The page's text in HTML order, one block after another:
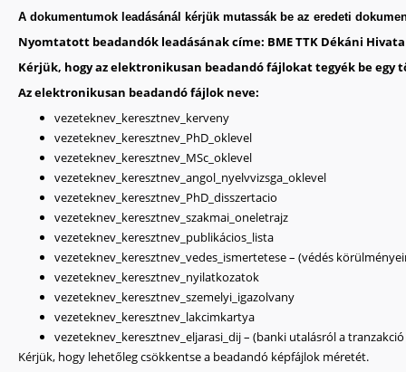
A dokumentumok leadásánál kérjük mutassák be az eredeti
Nyomtatott beadandók leadásának címe: BME TTK Dékáni
Kérjük, hogy az elektronikusan beadandó fájlokat tegyék be
Az elektronikusan beadandó fájlok neve:
vezeteknev_keresztnev_kerveny
vezeteknev_keresztnev_PhD_oklevel
vezeteknev_keresztnev_MSc_oklevel
vezeteknev_keresztnev_angol_nyelvvizsga_oklevel
vezeteknev_keresztnev_PhD_disszertacio
vezeteknev_keresztnev_szakmai_oneletrajz
vezeteknev_keresztnev_publikácios_lista
vezeteknev_keresztnev_vedes_ismertetese – (védés
vezeteknev_keresztnev_nyilatkozatok
vezeteknev_keresztnev_szemelyi_igazolvany
vezeteknev_keresztnev_lakcimkartya
vezeteknev_keresztnev_eljarasi_dij – (banki utalásról a tranzakció
Kérjük, hogy lehetőleg csökkentse a beadandó képfájlok méretét.